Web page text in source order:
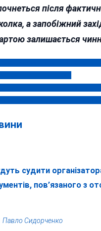
після
а запобіжний
залишається
судити
пов’язаного з
Павло Сидорченко